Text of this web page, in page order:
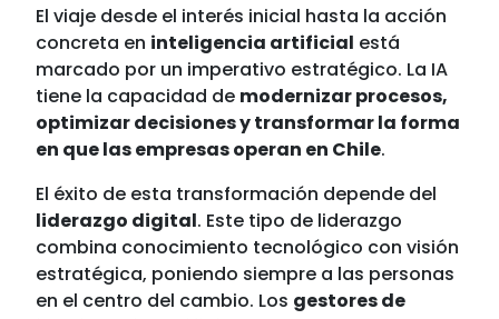
El viaje desde el interés inicial hasta la acción
concreta en inteligencia artificial está
marcado por un imperativo estratégico. La IA
tiene la capacidad de modernizar procesos,
optimizar decisiones y transformar la forma
en que las empresas operan en Chile.
El éxito de esta transformación depende del
liderazgo digital. Este tipo de liderazgo
combina conocimiento tecnológico con visión
estratégica, poniendo siempre a las personas
en el centro del cambio. Los gestores de